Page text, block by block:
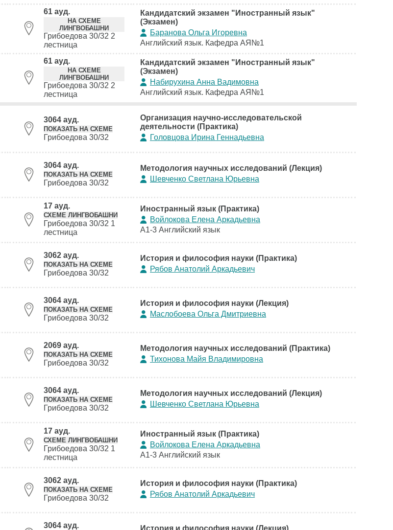
61 ауд.
НА СХЕМЕ
ЛИНГВОБАШНИ
Грибоедова 30/32 2
лестница
Кандидатский экзамен "Иностранный язык"
(Экзамен)
Баранова Ольга Игоревна
Английский язык. Кафедра АЯ№1
61 ауд.
НА СХЕМЕ
ЛИНГВОБАШНИ
Грибоедова 30/32 2
лестница
Кандидатский экзамен "Иностранный язык"
(Экзамен)
Набирухина Анна Вадимовна
Английский язык. Кафедра АЯ№1
3064 ауд.
ПОКАЗАТЬ НА СХЕМЕ
Грибоедова 30/32
Организация научно-исследовательской
деятельности (Практика)
Головцова Ирина Геннадьевна
3064 ауд.
ПОКАЗАТЬ НА СХЕМЕ
Грибоедова 30/32
Методология научных исследований (Лекция)
Шевченко Светлана Юрьевна
17 ауд.
СХЕМЕ ЛИНГВОБАШНИ
Грибоедова 30/32 1
лестница
Иностранный язык (Практика)
Войлокова Елена Аркадьевна
А1-3 Английский язык
3062 ауд.
ПОКАЗАТЬ НА СХЕМЕ
Грибоедова 30/32
История и философия науки (Практика)
Рябов Анатолий Аркадьевич
3064 ауд.
ПОКАЗАТЬ НА СХЕМЕ
Грибоедова 30/32
История и философия науки (Лекция)
Маслобоева Ольга Дмитриевна
2069 ауд.
ПОКАЗАТЬ НА СХЕМЕ
Грибоедова 30/32
Методология научных исследований (Практика)
Тихонова Майя Владимировна
3064 ауд.
ПОКАЗАТЬ НА СХЕМЕ
Грибоедова 30/32
Методология научных исследований (Лекция)
Шевченко Светлана Юрьевна
17 ауд.
СХЕМЕ ЛИНГВОБАШНИ
Грибоедова 30/32 1
лестница
Иностранный язык (Практика)
Войлокова Елена Аркадьевна
А1-3 Английский язык
3062 ауд.
ПОКАЗАТЬ НА СХЕМЕ
Грибоедова 30/32
История и философия науки (Практика)
Рябов Анатолий Аркадьевич
3064 ауд. История и философия науки (Лекция)